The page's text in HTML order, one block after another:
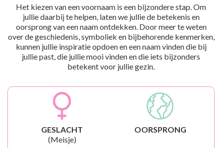
Het kiezen van een voornaam is een bijzondere stap. Om
jullie daarbij te helpen, laten we jullie de betekenis en
oorsprong van een naam ontdekken. Door meer te weten
over de geschiedenis, symboliek en bijbehorende kenmerken,
kunnen jullie inspiratie opdoen en een naam vinden die bij
jullie past, die jullie mooi vinden en die iets bijzonders
betekent voor jullie gezin.
GESLACHT
(Meisje)
OORSPRONG